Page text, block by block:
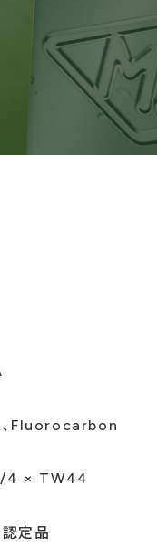
、Fluorocarbon
4 × TW44
定品